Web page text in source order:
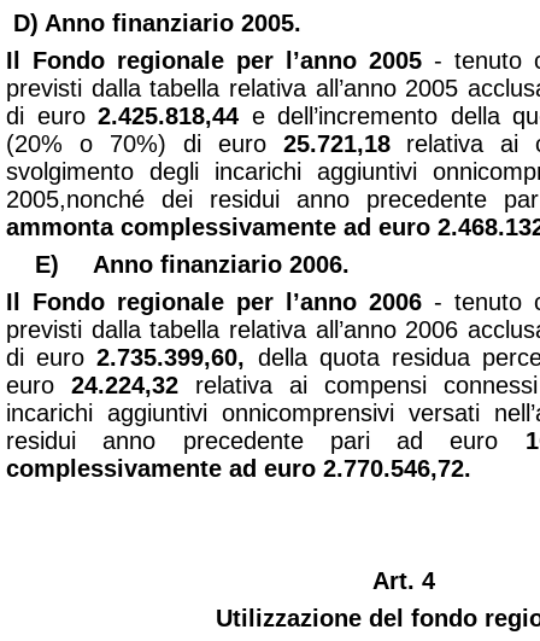
D) Anno finanziario 2005.
Il Fondo regionale per l’anno 2005 - tenuto
previsti dalla tabella relativa all’anno 2005
di euro 2.425.818,44 e dell’incremento della
(20% o 70%) di euro 25.721,18 relativa ai
svolgimento degli incarichi aggiuntivi
2005,nonché dei residui anno precedente
ammonta complessivamente ad euro
E)
Anno finanziario 2006.
Il Fondo regionale per l’anno 2006 - tenuto
previsti dalla tabella relativa all’anno 2006
di euro2.735.399,60, della quota residua
euro 24.224,32 relativa ai compensi
incarichi aggiuntivi onnicomprensivi versati
residui anno precedente pari ad euro
complessivamente ad euro 2.770.546,72.
Art. 4
Utilizzazione del fondo